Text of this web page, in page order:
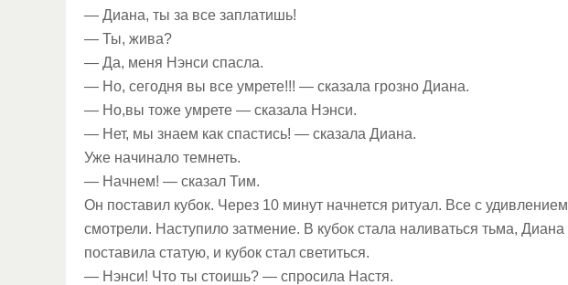
— Диана, ты за все заплатишь!
— Ты, жива?
— Да, меня Нэнси спасла.
— Но, сегодня вы все умрете!!! — сказала грозно Диана.
— Но,вы тоже умрете — сказала Нэнси.
— Нет, мы знаем как спастись! — сказала Диана.
Уже начинало темнеть.
— Начнем! — сказал Тим.
Он поставил кубок. Через 10 минут начнется ритуал. Все с удивлением
смотрели. Наступило затмение. В кубок стала наливаться тьма, Диана
поставила статую, и кубок стал светиться.
— Нэнси! Что ты стоишь? — спросила Настя.